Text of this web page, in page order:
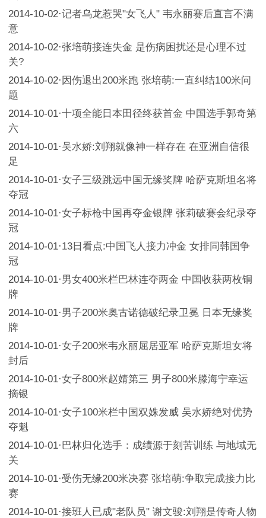
2014-10-02·记者乌龙惹哭"女飞人" 韦永丽赛后直言不满
意
2014-10-02·张培萌接连失金 是伤病困扰还是心理不过
关?
2014-10-02· 因伤退出200米跑 张培萌:一直纠结100米问
题
2014-10-01·十项全能日本田径终获首金 中国选手郭奇第
六
2014-10-01·吴水娇:刘翔就像神一样存在 在亚洲自信很
足
2014-10-01·女子三级跳远中国无缘奖牌 哈萨克斯坦名将
夺冠
2014-10-01·女子标枪中国再夺金银牌 张莉破赛会纪录夺
冠
2014-10-01·13日看点:中国飞人接力冲金 女排同韩国争
冠
2014-10-01·男女400米栏巴林连夺两金 中国收获两枚铜
牌
2014-10-01·男子200米奥古诺德破纪录卫冕 日本无缘奖
牌
2014-10-01·女子200米韦永丽屈居亚军 哈萨克斯坦女将
封后
2014-10-01·女子800米赵婧第三 男子800米滕海宁幸运
摘银
2014-10-01·女子100米栏中国双姝发威 吴水娇绝对优势
夺魁
2014-10-01·巴林归化选手：成绩源于刻苦训练 与地域无
关
2014-10-01·受伤无缘200米决赛 张培萌:争取完成接力比
赛
2014-10-01·接班人已成"老队员" 谢文骏:刘翔是传奇人物